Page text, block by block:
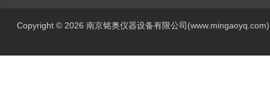
Copyright © 2026 南京铭奥仪器设备有限公司